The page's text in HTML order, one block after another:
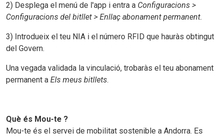
2) Desplega el menú de l'app i entra a Configuracions >
Configuracions del bitllet > Enllaç abonament permanent.
3) Introdueix el teu NIA i el número RFID que hauràs obtingut
del Govern.
Una vegada validada la vinculació, trobaràs el teu abonament
permanent a Els meus bitllets.
Què és Mou-te ?
Mou-te és el servei de mobilitat sostenible a Andorra. Es